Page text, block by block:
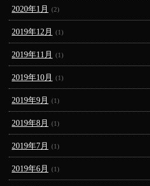
2020年1月 (2)
2019年12月 (1)
2019年11月 (1)
2019年10月 (1)
2019年9月 (1)
2019年8月 (1)
2019年7月 (1)
2019年6月 (1)